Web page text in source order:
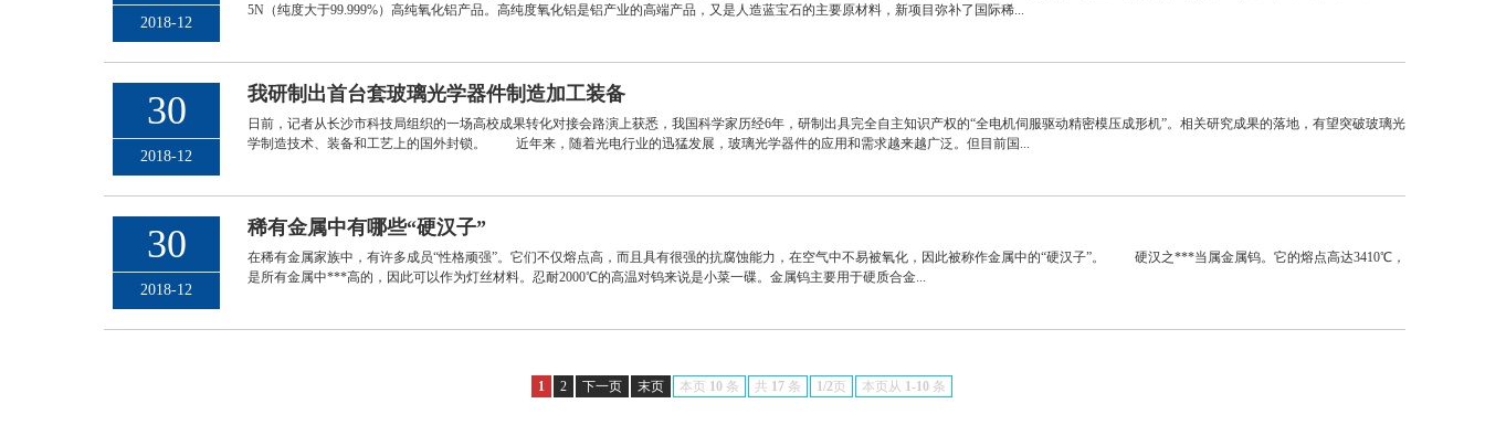
2018-12
5N（纯度大于99.999%）高纯氧化铝产品。高纯度氧化铝是铝产业的高端产品，又是人造蓝宝石的主要原材料，新项目弥补了国际稀...
30
2018-12
我研制出首台套玻璃光学器件制造加工装备
日前，记者从长沙市科技局组织的一场高校成果转化对接会路演上获悉，我国科学家历经6年，研制出具完全自主知识产权的“全电机伺服驱动精密模压成形机”。相关研究成果的落地，有望突破玻璃光
学制造技术、装备和工艺上的国外封锁。 近年来，随着光电行业的迅猛发展，玻璃光学器件的应用和需求越来越广泛。但目前国...
30
2018-12
稀有金属中有哪些“硬汉子”
在稀有金属家族中，有许多成员“性格顽强”。它们不仅熔点高，而且具有很强的抗腐蚀能力，在空气中不易被氧化，因此被称作金属中的“硬汉子”。 硬汉之***当属金属钨。它的熔点高达3410℃，
是所有金属中***高的，因此可以作为灯丝材料。忍耐2000℃的高温对钨来说是小菜一碟。金属钨主要用于硬质合金...
1 2 下一页 末页 本页 10条 共 17 条 1/2页 本页从 1-10条